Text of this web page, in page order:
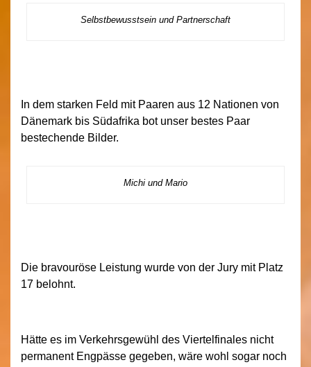
Selbstbewusstsein und Partnerschaft
In dem starken Feld mit Paaren aus 12 Nationen von
Dänemark bis Südafrika bot unser bestes Paar
bestechende Bilder.
Michi und Mario
Die bravouröse Leistung wurde von der Jury mit Platz
17 belohnt.
Hätte es im Verkehrsgewühl des Viertelfinales nicht
permanent Engpässe gegeben, wäre wohl sogar noch